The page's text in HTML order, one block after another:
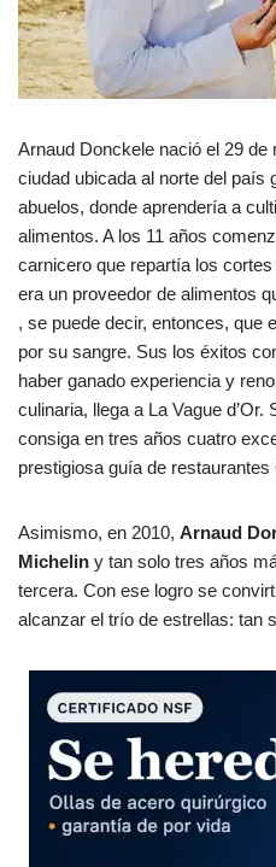
Arnaud Donckele nació el 29 de
ciudad ubicada al norte del país
abuelos, donde aprendería a
alimentos. A los 11 años
carnicero que repartía los
era un proveedor de alimentos
, se puede decir, entonces, que
por su sangre. Sus los éxitos
haber ganado experiencia y
culinaria, llega a La Vague d’Or.
consiga en tres años cuatro
prestigiosa guía de restaurantes
Asimismo, en 2010, Arnaud
Michelin y tan solo tres años
tercera. Con ese logro se
alcanzar el trío de estrellas: tan